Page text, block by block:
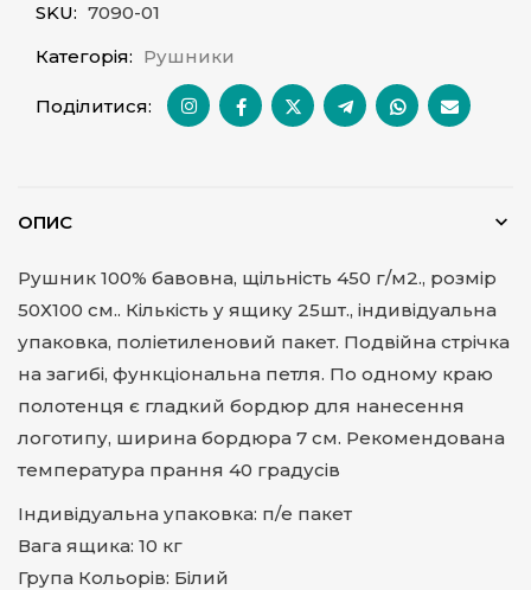
SKU: 7090-01
Категорія: Рушники
Поділитися:
ОПИС
Рушник 100% бавовна, щільність 450 г/м2., розмір
50Х100 см.. Кількість у ящику 25шт., індивідуальна
упаковка, поліетиленовий пакет. Подвійна стрічка
на загибі, функціональна петля. По одному краю
полотенця є гладкий бордюр для нанесення
логотипу, ширина бордюра 7 см. Рекомендована
температура прання 40 градусів
Індивідуальна упаковка: п/е пакет
Вага ящика: 10 кг
Група Кольорів: Білий